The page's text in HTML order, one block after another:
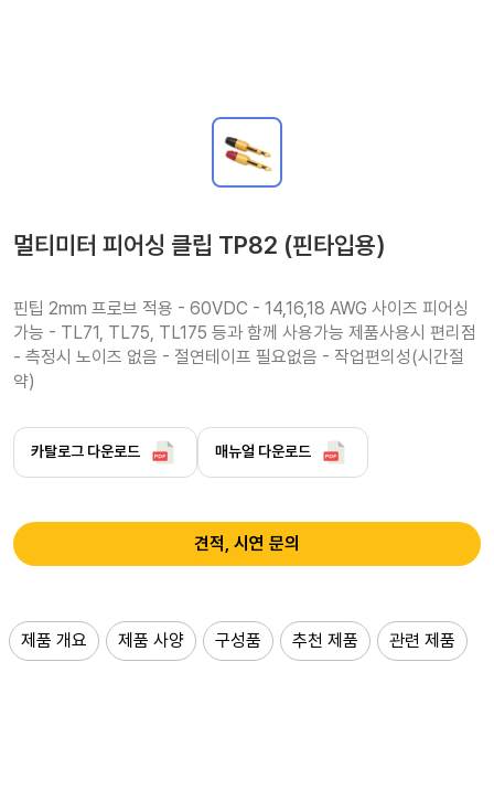
멀티미터 피어싱 클립 TP82 (핀타입용)
핀팁 2mm 프로브 적용 - 60VDC - 14,16,18 AWG 사이즈 피어싱
가능 - TL71, TL75, TL175 등과 함께 사용가능 제품사용시 편리점
- 측정시 노이즈 없음 - 절연테이프 필요없음 - 작업편의성(시간절
약)
카탈로그 다운로드 매뉴얼 다운로드
견적, 시연 문의
제품 개요 제품 사양 구성품 추천 제품 관련 제품